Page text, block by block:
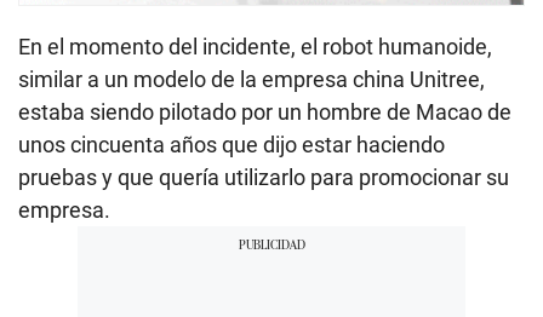
En el momento del incidente, el robot humanoide,
similar a un modelo de la empresa china Unitree,
estaba siendo pilotado por un hombre de Macao de
unos cincuenta años que dijo estar haciendo
pruebas y que quería utilizarlo para promocionar su
empresa.